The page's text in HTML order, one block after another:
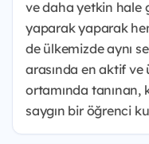
ve daha yetkin hale
yaparak yaparak
de ülkemizde aynı
arasında en aktif ve
ortamında tanınan,
saygın bir öğrenci